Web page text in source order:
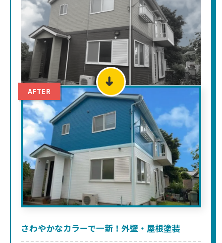
➜
AFTER
さわやかなカラーで一新！外壁・屋根塗装